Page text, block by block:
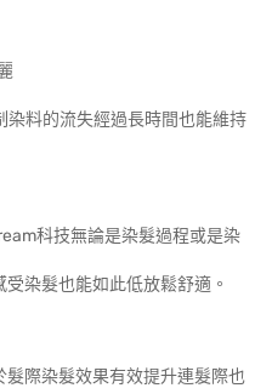
染料的流失經過長時間也能維持
科技無論是染髮過程或是染
染髮也能如此低放鬆舒適。
際染髮效果有效提升連髮際也